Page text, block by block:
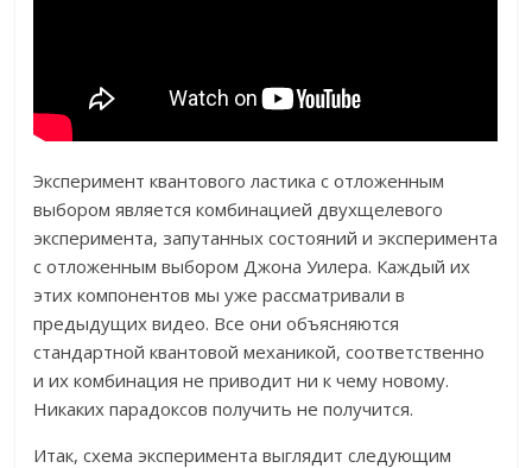
Эксперимент квантового ластика с отложенным
выбором является комбинацией двухщелевого
эксперимента, запутанных состояний и эксперимента
с отложенным выбором Джона Уилера. Каждый их
этих компонентов мы уже рассматривали в
предыдущих видео. Все они объясняются
стандартной квантовой механикой, соответственно
и их комбинация не приводит ни к чему новому.
Никаких парадоксов получить не получится.
Итак, схема эксперимента выглядит следующим